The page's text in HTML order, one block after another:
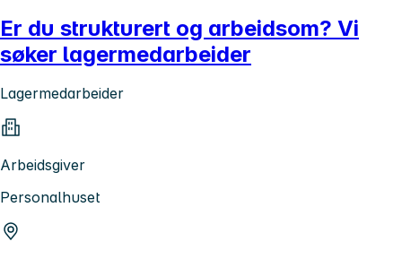
Er du strukturert og arbeidsom? Vi
søker lagermedarbeider
Lagermedarbeider
Arbeidsgiver
Personalhuset